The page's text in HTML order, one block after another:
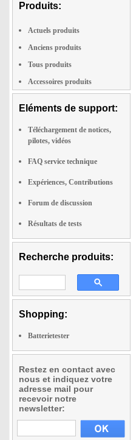
Produits:
Actuels produits
Anciens produits
Tous produits
Accessoires produits
Eléments de support:
Téléchargement de notices,
pilotes, vidéos
FAQ service technique
Expériences, Contributions
Forum de discussion
Résultats de tests
Recherche produits:
Shopping:
Batterietester
Restez en contact avec
nous et indiquez votre
adresse mail pour
recevoir notre
newsletter: